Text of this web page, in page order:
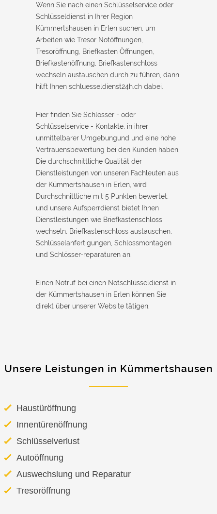
Wenn Sie nach einen Schlüsselservice oder
Schlüsseldienst in Ihrer Region
Kümmertshausen in Erlen suchen, um
Arbeiten wie Tresor Notöffnungen,
Tresoröffnung, Briefkasten Öffnungen,
Briefkastenöffnung, Briefkastenschloss
wechseln austauschen durch zu führen, dann
hilft Ihnen schluesseldienst24h.ch dabei.
Hier finden Sie Schlosser - oder
Schlüsselservice - Kontakte, in ihrer
unmittelbarer Umgebungund und eine hohe
Vertrauensbewertung bei den Kunden haben.
Die durchschnittliche Qualität der
Dienstleistungen von unseren Fachleuten aus
der Kümmertshausen in Erlen, wird
Durchschnittliche mit 5 Punkten bewertet,
und unsere Aufsperrdienst bietet Ihnen
Dienstleistungen wie Briefkastenschloss
wechseln, Briefkastenschloss austauschen,
Schlüsselanfertigungen, Schlossmontagen
und Schlösser-reparaturen an.
Einen Notruf bei einen Notschlüsseldienst in
der Kümmertshausen in Erlen können Sie
direkt über unserer Website tätigen.
Unsere Leistungen in Kümmertshausen
Haustüröffnung
Innentürenöffnung
Schlüsselverlust
Autoöffnung
Auswechslung und Reparatur
Tresoröffnung